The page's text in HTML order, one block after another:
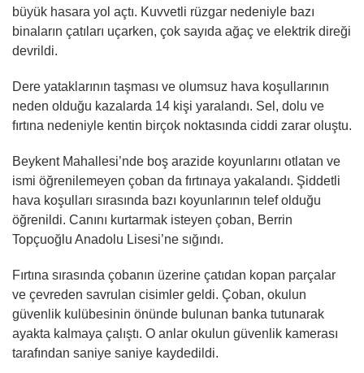
büyük hasara yol açtı. Kuvvetli rüzgar nedeniyle bazı
binaların çatıları uçarken, çok sayıda ağaç ve elektrik direği
devrildi.
Dere yataklarının taşması ve olumsuz hava koşullarının
neden olduğu kazalarda 14 kişi yaralandı. Sel, dolu ve
fırtına nedeniyle kentin birçok noktasında ciddi zarar oluştu.
Beykent Mahallesi’nde boş arazide koyunlarını otlatan ve
ismi öğrenilemeyen çoban da fırtınaya yakalandı. Şiddetli
hava koşulları sırasında bazı koyunlarının telef olduğu
öğrenildi. Canını kurtarmak isteyen çoban, Berrin
Topçuoğlu Anadolu Lisesi’ne sığındı.
Fırtına sırasında çobanın üzerine çatıdan kopan parçalar
ve çevreden savrulan cisimler geldi. Çoban, okulun
güvenlik kulübesinin önünde bulunan banka tutunarak
ayakta kalmaya çalıştı. O anlar okulun güvenlik kamerası
tarafından saniye saniye kaydedildi.